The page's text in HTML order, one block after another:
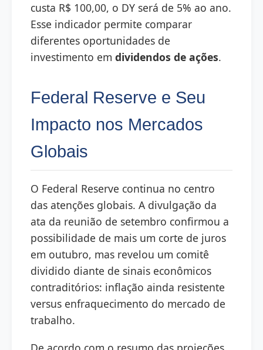
custa R$ 100,00, o DY será de 5% ao ano.
Esse indicador permite comparar
diferentes oportunidades de
investimento em dividendos de ações.
Federal Reserve e Seu
Impacto nos Mercados
Globais
O Federal Reserve continua no centro
das atenções globais. A divulgação da
ata da reunião de setembro confirmou a
possibilidade de mais um corte de juros
em outubro, mas revelou um comitê
dividido diante de sinais econômicos
contraditórios: inflação ainda resistente
versus enfraquecimento do mercado de
trabalho.